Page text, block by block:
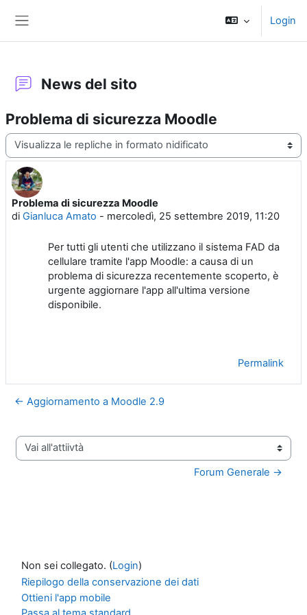
Login
News del sito
Problema di sicurezza Moodle
Modalità visualizzazione
Problema di sicurezza Moodle
di Gianluca Amato - mercoledì, 25 settembre 2019, 11:20
Numero di risposte: 0
Per tutti gli utenti che utilizzano il sistema FAD da
cellulare tramite l'app Moodle: a causa di un
problema di sicurezza recentemente scoperto, è
urgente aggiornare l'app all'ultima versione
disponibile.
Permalink
← Aggiornamento a Moodle 2.9
Vai all'attiivtà
Forum Generale →
Non sei collegato. (Login)
Riepilogo della conservazione dei dati
Ottieni l'app mobile